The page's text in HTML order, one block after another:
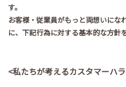
す。
お客様・従業員がもっと両想いにな
に、下記行為に対する基本的な方針
<私たちが考えるカスタマーハ